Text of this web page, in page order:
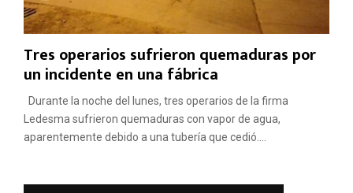
Tres operarios sufrieron quemaduras por
un incidente en una fábrica
Durante la noche del lunes, tres operarios de la firma
Ledesma sufrieron quemaduras con vapor de agua,
aparentemente debido a una tubería que cedió....